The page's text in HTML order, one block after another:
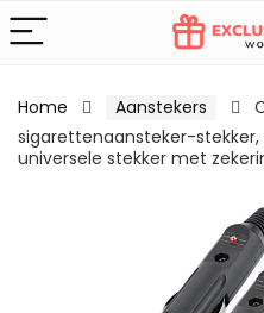
Home Aanstekers
sigarettenaansteker-
universele stekker met